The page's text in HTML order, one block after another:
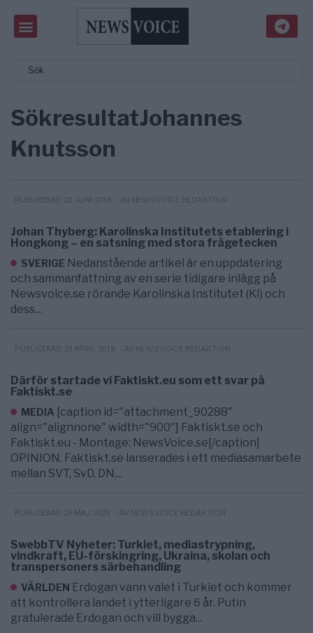
SökresultatJohannes
Knutsson
PUBLICERAD 20 JUNI 2018 - AV NEWSVOICE REDAKTION
Johan Thyberg: Karolinska Institutets etablering i
Hongkong – en satsning med stora frågetecken
SVERIGE Nedanstående artikel är en uppdatering
och sammanfattning av en serie tidigare inlägg på
Newsvoice.se rörande Karolinska Institutet (KI) och
dess...
PUBLICERAD 29 APRIL 2018 - AV NEWSVOICE REDAKTION
Därför startade vi Faktiskt.eu som ett svar på
Faktiskt.se
MEDIA [caption id="attachment_90288"
align="alignnone" width="900"] Faktiskt.se och
Faktiskt.eu - Montage: NewsVoice.se[/caption]
OPINION. Faktiskt.se lanserades i ett mediasamarbete
mellan SVT, SvD, DN,...
PUBLICERAD 29 MAJ 2023 - AV NEWSVOICE REDAKTION
SwebbTV Nyheter: Turkiet, mediastrypning,
vindkraft, EU-förskingring, Ukraina, skolan och
transpersoners särbehandling
VÄRLDEN Erdogan vann valet i Turkiet och kommer
att kontrollera landet i ytterligare 6 år. Putin
gratulerade Erdogan och vill bygga...